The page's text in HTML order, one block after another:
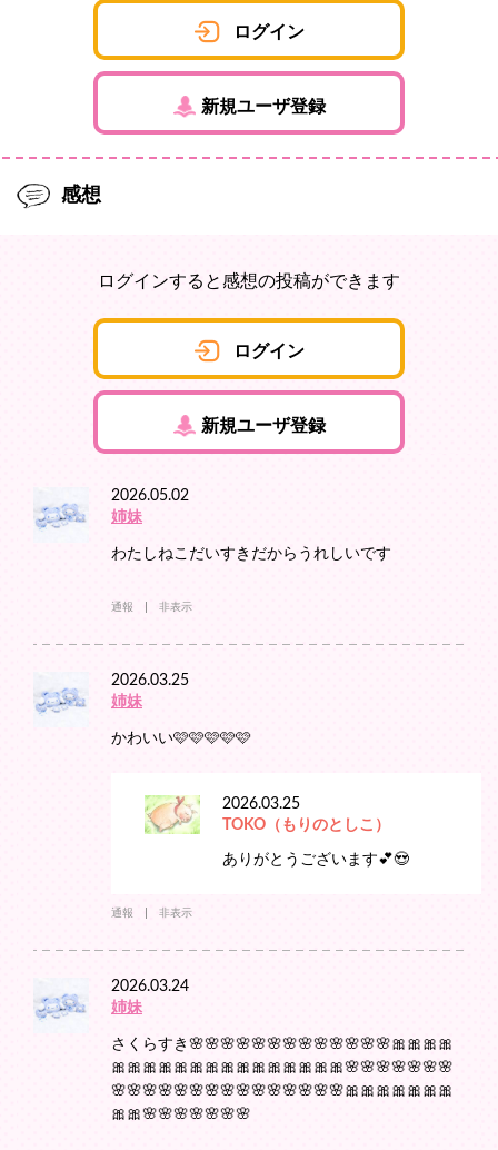
ログイン
新規ユーザ登録
感想
ログインすると感想の投稿ができます
ログイン
新規ユーザ登録
2026.05.02
姉妹
わたしねこだいすきだからうれしいです
通報 非表示
2026.03.25
姉妹
かわいい🩷🩷🩷🩷🩷
2026.03.25
TOKO（もりのとしこ）
ありがとうございます💕😍
通報 非表示
2026.03.24
姉妹
さくらすき🌸🌸🌸🌸🌸🌸🌸🌸🌸🌸🌸🌸🌸🎀🎀🎀🎀
🎀🎀🎀🎀🎀🎀🎀🎀🎀🎀🎀🎀🎀🎀🎀🌸🌸🌸🌸🌸🌸🌸
🌸🌸🌸🌸🌸🌸🌸🌸🌸🌸🌸🌸🌸🌸🌸🎀🎀🎀🎀🎀🎀🎀
🎀🎀🌸🌸🌸🌸🌸🌸🌸